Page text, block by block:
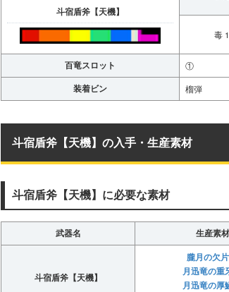
斗宿盾斧【天機】
毒
百竜スロット ①
装着ビン 榴弾
斗宿盾斧【天機】の入手・生産素材
斗宿盾斧【天機】に必要な素材
武器名 生産素材
斗宿盾斧【天機】
朧月の欠片
月迅竜の重
月迅竜の厚